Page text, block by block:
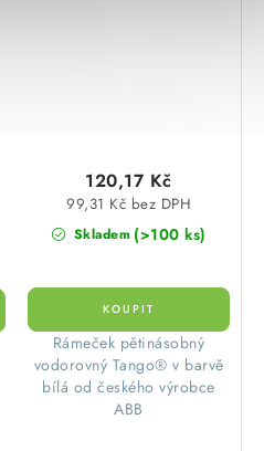
Skladem (>100 ks)
99,31 Kč bez DPH
120,17 Kč
​ Rámeček pětinásobný
vodorovný Tango® v barvě
bílá od českého výrobce
ABB